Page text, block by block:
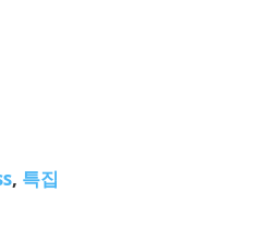
, 특집